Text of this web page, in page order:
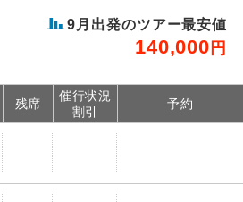
9 月出発のツアー最安値
140,000 円
残席
催行状況
割引
予約